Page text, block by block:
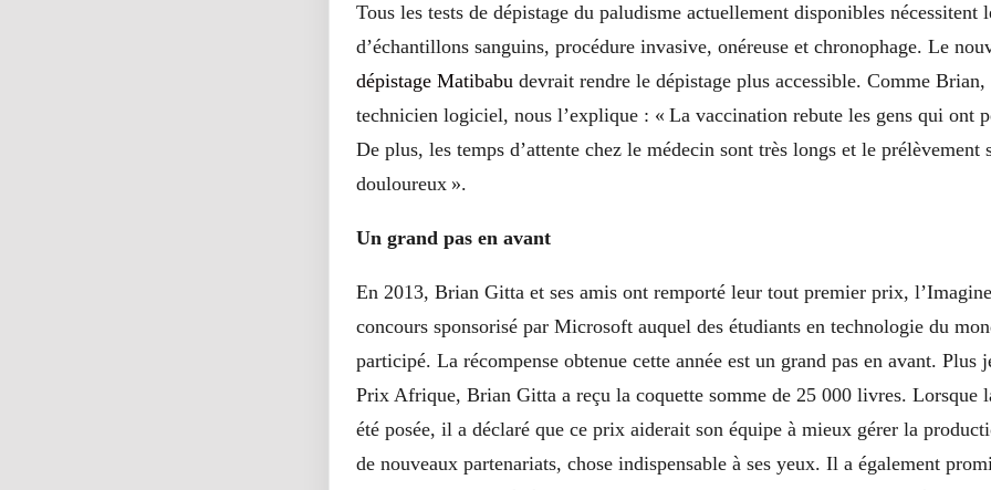
Tous les tests de dépistage du paludisme actuellement disponibles nécessitent
d’échantillons sanguins, procédure invasive, onéreuse et chronophage. Le
dépistage Matibabu devrait rendre le dépistage plus accessible. Comme Brian,
technicien logiciel, nous l’explique : « La vaccination rebute les gens qui ont
De plus, les temps d’attente chez le médecin sont très longs et le prélèvement
douloureux ».
Un grand pas en avant
En 2013, Brian Gitta et ses amis ont remporté leur tout premier prix,
concours sponsorisé par Microsoft auquel des étudiants en technologie du
participé. La récompense obtenue cette année est un grand pas en avant. Plus
Prix Afrique, Brian Gitta a reçu la coquette somme de 25 000 livres. Lorsque
été posée, il a déclaré que ce prix aiderait son équipe à mieux gérer la
de nouveaux partenariats, chose indispensable à ses yeux. Il a également